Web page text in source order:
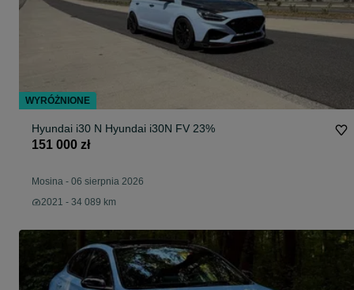
Hyundai i30 N Hyundai i30N FV 23%
151 000 zł
Mosina - 06 sierpnia 2026
2021 - 34 089 km
WYRÓŻNIONE